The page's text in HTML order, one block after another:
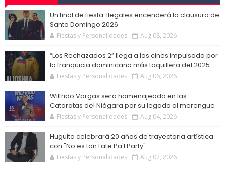
Un final de fiesta: Ilegales encenderá la clausura de
Santo Domingo 2026
Fiestas y Personalidades Aug 08, 2026
“Los Rechazados 2” llega a los cines impulsada por
la franquicia dominicana más taquillera del 2025
Fiestas y Personalidades Aug 06, 2026
Wilfrido Vargas será homenajeado en las
Cataratas del Niágara por su legado al merengue
Fiestas y Personalidades Aug 04, 2026
Huguito celebrará 20 años de trayectoria artística
con "No es tan Late Pa'l Party"
Fiestas y Personalidades Aug 02, 2026